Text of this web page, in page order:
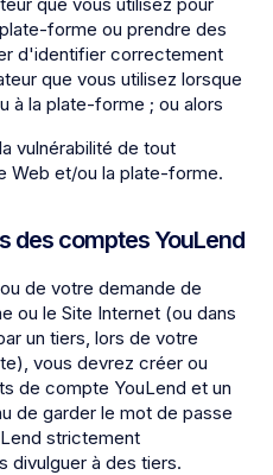
forme ou prendre des
d'identifier correctement
que vous utilisez lorsque
à la plate-forme ; ou alors
vulnérabilité de tout
Web et/ou la plate-forme.
des comptes YouLend
de votre demande de
ou le Site Internet (ou dans
un tiers, lors de votre
vous devrez créer ou
de compte YouLend et un
de garder le mot de passe
strictement
divulguer à des tiers.